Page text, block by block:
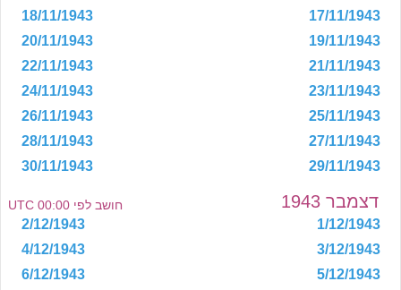
17/11/1943
18/11/1943
19/11/1943
20/11/1943
21/11/1943
22/11/1943
23/11/1943
24/11/1943
25/11/1943
26/11/1943
27/11/1943
28/11/1943
29/11/1943
30/11/1943
דצמבר 1943 חושב לפי 00:00 UTC
1/12/1943
2/12/1943
3/12/1943
4/12/1943
5/12/1943
6/12/1943